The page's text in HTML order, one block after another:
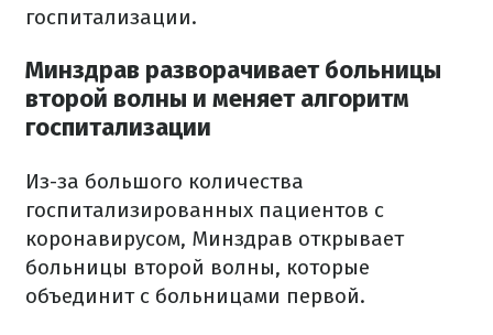
госпитализации.
Минздрав разворачивает больницы
второй волны и меняет алгоритм
госпитализации
Из-за большого количества
госпитализированных пациентов с
коронавирусом, Минздрав открывает
больницы второй волны, которые
объединит с больницами первой.